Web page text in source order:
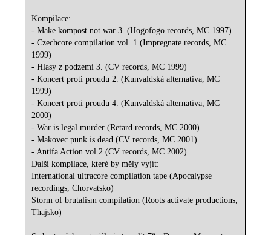
Kompilace:
- Make kompost not war 3. (Hogofogo records, MC 1997)
- Czechcore compilation vol. 1 (Impregnate records, MC
1999)
- Hlasy z podzemí 3. (CV records, MC 1999)
- Koncert proti proudu 2. (Kunvaldská alternativa, MC
1999)
- Koncert proti proudu 4. (Kunvaldská alternativa, MC
2000)
- War is legal murder (Retard records, MC 2000)
- Makovec punk is dead (CV records, MC 2001)
- Antifa Action vol.2 (CV records, MC 2002)
Další kompilace, které by měly vyjít:
International ultracore compilation tape (Apocalypse
recordings, Chorvatsko)
Storm of brutalism compilation (Roots activate productions,
Thajsko)